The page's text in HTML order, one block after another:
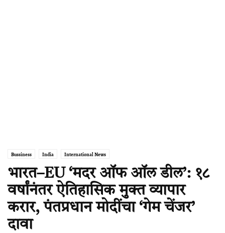
Bussiness India International News
भारत–EU ‘मदर ऑफ ऑल डील’: १८
वर्षांनंतर ऐतिहासिक मुक्त व्यापार
करार, पंतप्रधान मोदींचा ‘गेम चेंजर’
दावा